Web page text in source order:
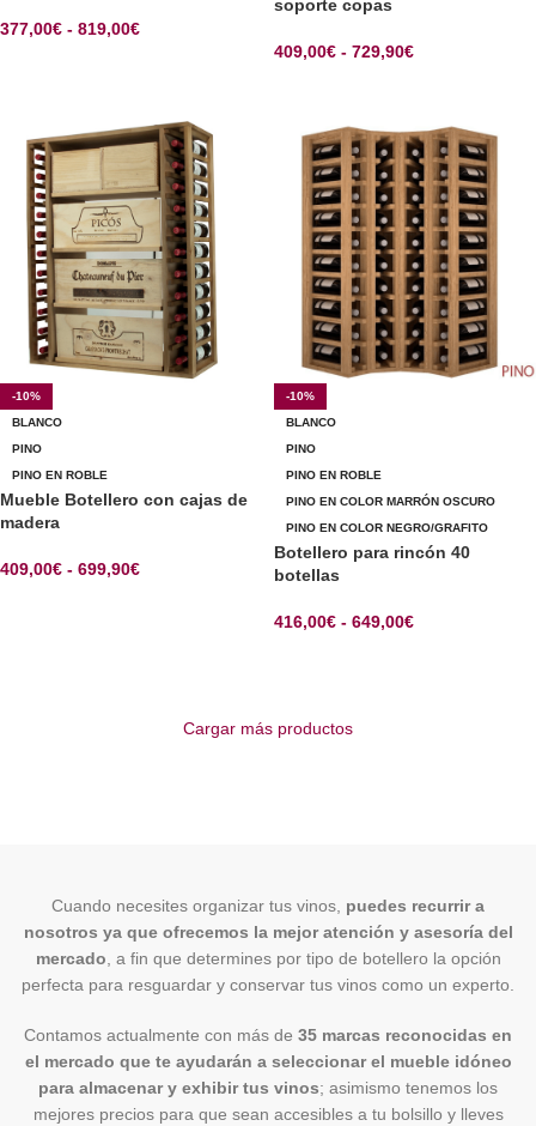
377,00€ - 819,00€
soporte copas
409,00€ - 729,90€
-10%
BLANCO
PINO
PINO EN ROBLE
Mueble Botellero con cajas de
madera
409,00€ - 699,90€
-10%
BLANCO
PINO
PINO EN ROBLE
PINO EN COLOR MARRÓN OSCURO
PINO EN COLOR NEGRO/GRAFITO
Botellero para rincón 40
botellas
416,00€ - 649,00€
Cargar más productos
Cuando necesites organizar tus vinos, puedes recurrir a
nosotros ya que ofrecemos la mejor atención y asesoría del
mercado, a fin que determines por tipo de botellero la opción
perfecta para resguardar y conservar tus vinos como un experto.
Contamos actualmente con más de 35 marcas reconocidas en
el mercado que te ayudarán a seleccionar el mueble idóneo
para almacenar y exhibir tus vinos; asimismo tenemos los
mejores precios para que sean accesibles a tu bolsillo y lleves